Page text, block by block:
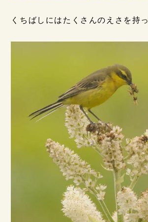
くちばしにはたくさんのえさを持